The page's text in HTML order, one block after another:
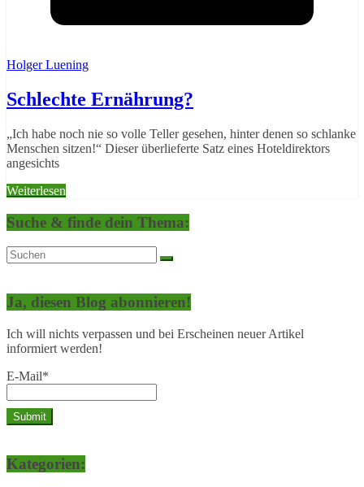
Holger Luening
Schlechte Ernährung?
„Ich habe noch nie so volle Teller gesehen, hinter denen so schlanke
Menschen sitzen!“ Dieser überlieferte Satz eines Hoteldirektors
angesichts
Weiterlesen
Suche & finde dein Thema:
Ja, diesen Blog abonnieren!
Ich will nichts verpassen und bei Erscheinen neuer Artikel
informiert werden!
E-Mail*
Kategorien: